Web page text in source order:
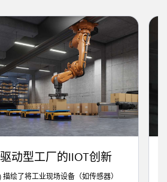
动型工厂的IIOT创新
描绘了将工业现场设备（如传感器）